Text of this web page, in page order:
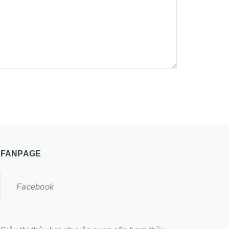
FANPAGE
Facebook